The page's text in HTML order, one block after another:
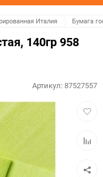
Италия Бумага
140гр 958
Артикул:87527557